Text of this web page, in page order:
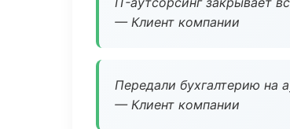
— Клиент компании
Передали бухгалтерию на
— Клиент компании